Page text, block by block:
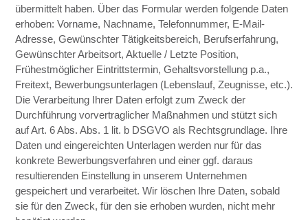
übermittelt haben. Über das Formular werden folgende Daten
erhoben: Vorname, Nachname, Telefonnummer, E-Mail-
Adresse, Gewünschter Tätigkeitsbereich, Berufserfahrung,
Gewünschter Arbeitsort, Aktuelle / Letzte Position,
Frühestmöglicher Eintrittstermin, Gehaltsvorstellung p.a.,
Freitext, Bewerbungsunterlagen (Lebenslauf, Zeugnisse, etc.).
Die Verarbeitung Ihrer Daten erfolgt zum Zweck der
Durchführung vorvertraglicher Maßnahmen und stützt sich
auf Art. 6 Abs. Abs. 1 lit. b DSGVO als Rechtsgrundlage. Ihre
Daten und eingereichten Unterlagen werden nur für das
konkrete Bewerbungsverfahren und einer ggf. daraus
resultierenden Einstellung in unserem Unternehmen
gespeichert und verarbeitet. Wir löschen Ihre Daten, sobald
sie für den Zweck, für den sie erhoben wurden, nicht mehr